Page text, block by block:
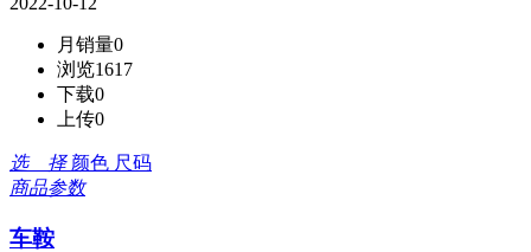
月销量0
浏览1617
下载0
上传0
选 择 颜色 尺码
商品参数
车鞍